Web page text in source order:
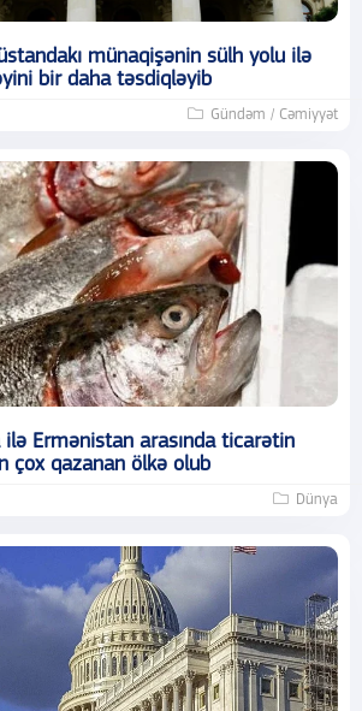
münaqişənin sülh yolu ilə
bir daha təsdiqləyib
Gündəm / Cəmiyyət
ilə Ermənistan arasında ticarətin
çox qazanan ölkə olub
Dünya